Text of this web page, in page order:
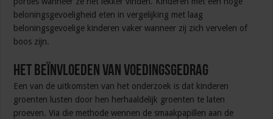
beloningsgevoeligheid eten in vergelijking met laag
beloningsgevoelige kinderen vaker wanneer zij zich vervelen of
boos zijn.
Het beïnvloeden van voedingsgedrag
Een van de uitkomsten van het onderzoek is dat kinderen
groenten lusten door hen herhaaldelijk groenten te laten
proeven. Via die methode wennen de smaakpapillen aan de